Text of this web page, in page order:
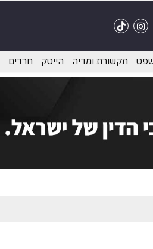
תקשורת ומדיה הייטק חרדים